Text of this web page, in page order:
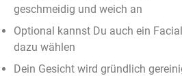
geschmeidig und weich an
Optional kannst Du auch ein Facial
dazu wählen
Dein Gesicht wird gründlich